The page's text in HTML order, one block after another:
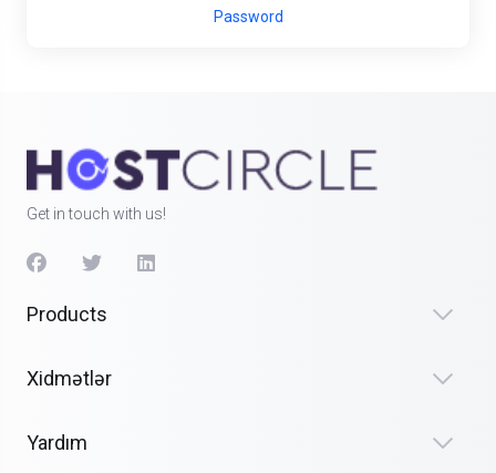
Password
Get in touch with us!
Products
Xidmətlər
Yardım